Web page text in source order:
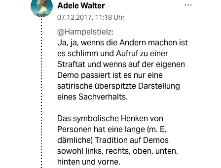
Adele Walter
07.12.2017, 11:18 Uhr
@Hampelstielz:
Ja, ja, wenns die Andern machen ist
es schlimm und Aufruf zu einer
Straftat und wenns auf der eigenen
Demo passiert ist es nur eine
satirische überspitzte Darstellung
eines Sachverhalts.
Das symbolische Henken von
Personen hat eine lange (m. E.
dämliche) Tradition auf Demos
sowohl links, rechts, oben, unten,
hinten und vorne.